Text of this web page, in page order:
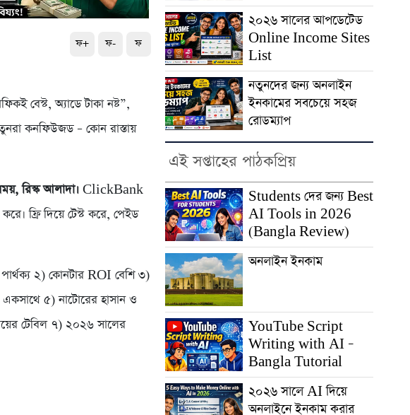
ফ+ ফ- ফ
বেস্ট, অ্যাডে টাকা নষ্ট”,
কনফিউজড – কোন রাস্তায়
রিস্ক আলাদা। ClickBank
ফ্রি দিয়ে টেস্ট করে, পেইড
২) কোনটার ROI বেশি ৩)
৫) নাটোরের হাসান ও
টেবিল ৭) ২০২৬ সালের
২০২৬ সালের আপডেটেড
Online Income Sites
List
নতুনদের জন্য অনলাইন
ইনকামের সবচেয়ে সহজ
রোডম্যাপ
এই সপ্তাহের পাঠকপ্রিয়
Students দের জন্য Best
AI Tools in 2026
(Bangla Review)
অনলাইন ইনকাম
YouTube Script
Writing with AI –
Bangla Tutorial
২০২৬ সালে AI দিয়ে
অনলাইনে ইনকাম করার